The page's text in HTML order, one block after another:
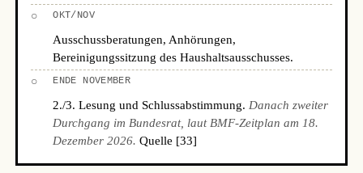
○ OKT/NOV
Ausschussberatungen, Anhörungen,
Bereinigungssitzung des Haushaltsausschusses.
○ ENDE NOVEMBER
2./3. Lesung und Schlussabstimmung. Danach zweiter
Durchgang im Bundesrat, laut BMF-Zeitplan am 18.
Dezember 2026. Quelle [33]